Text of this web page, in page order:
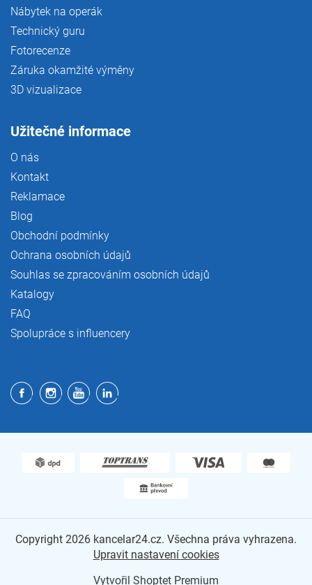
Nábytek na operák
Technický guru
Fotorecenze
Záruka okamžité výměny
3D vizualizace
Užitečné informace
O nás
Kontakt
Reklamace
Blog
Obchodní podmínky
Ochrana osobních údajů
Souhlas se zpracováním osobních údajů
Katalogy
FAQ
Spolupráce s influencery
Vytvořil Shoptet Premium
Copyright 2026 kancelar24.cz. Všechna práva vyhrazena.
Upravit nastavení cookies